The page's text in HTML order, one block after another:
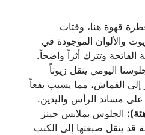
قهوة هنا، وفتات
والألوان الموجودة في
وتترك أثراً واضحاً.
اليومي ينقل زيوتاً
القماش، مما يسبب بقعاً
مساند الرأس واليدين.
الجلوس بملابس جينز
قد ينقل صبغتها إلى الكنب